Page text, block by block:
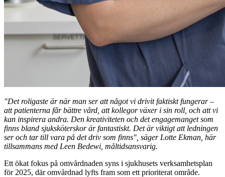
"Det roligaste är när man ser att något vi drivit faktiskt fungerar –
att patienterna får bättre vård, att kollegor växer i sin roll, och att vi
kan inspirera andra. Den kreativiteten och det engagemanget som
finns bland sjuksköterskor är fantastiskt. Det är viktigt att ledningen
ser och tar till vara på det driv som finns", säger Lotte Ekman, här
tillsammans med Leen Bedewi, måltidsansvarig.
Ett ökat fokus på omvårdnaden syns i sjukhusets verksamhetsplan
för 2025, där omvårdnad lyfts fram som ett prioriterat område.